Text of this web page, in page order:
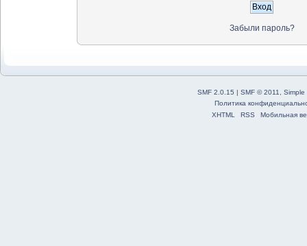
Забыли пароль?
SMF 2.0.15 | SMF © 2011
Simple
Политика
XHTML
RSS Мобильная